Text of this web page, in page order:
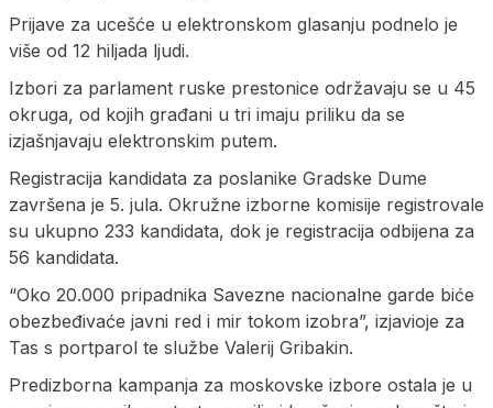
Prijave za ucešće u elektronskom glasanju podnelo je
više od 12 hiljada ljudi.
Izbori za parlament ruske prestonice održavaju se u 45
okruga, od kojih građani u tri imaju priliku da se
izjašnjavaju elektronskim putem.
Registracija kandidata za poslanike Gradske Dume
završena je 5. jula. Okružne izborne komisije registrovale
su ukupno 233 kandidata, dok je registracija odbijena za
56 kandidata.
“Oko 20.000 pripadnika Savezne nacionalne garde biće
obezbeđivaće javni red i mir tokom izobra”, izjavioje za
Tas s portparol te službe Valerij Gribakin.
Predizborna kampanja za moskovske izbore ostala je u